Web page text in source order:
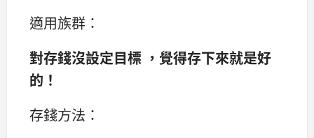
適用族群：
對存錢沒設定目標 ，覺得存下來就是好
的！
存錢方法：